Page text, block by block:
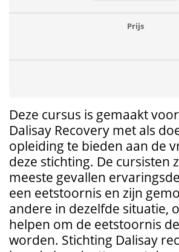
Prijs
Deze cursus is gemaakt
Dalisay Recovery met als
opleiding te bieden aan de
deze stichting. De cursisten
meeste gevallen
een eetstoornis en zijn
andere in dezelfde situatie,
helpen om de eetstoornis
worden. Stichting Dalisay